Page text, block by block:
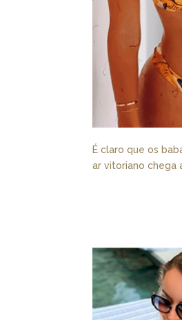
É claro que os
ar vitoriano chega